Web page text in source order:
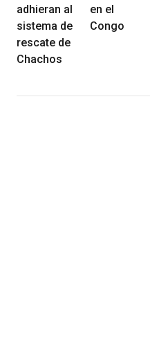
adhieran al
sistema de
rescate de
Chachos
en el
Congo